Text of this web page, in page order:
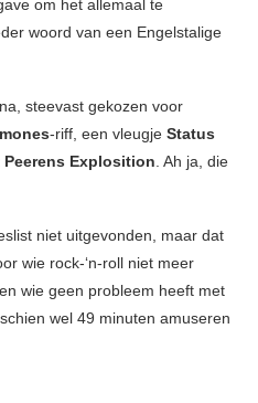
om het allemaal te
woord van een Engelstalige
steevast gekozen voor
-riff, een vleugje Status
Peerens Explosition. Ah ja, die
niet uitgevonden, maar dat
wie rock-‘n-roll niet meer
wie geen probleem heeft met
wel 49 minuten amuseren